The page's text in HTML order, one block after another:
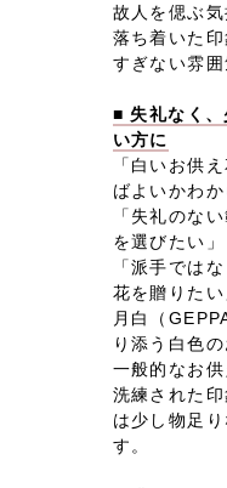
故人を偲ぶ
落ち着いた
すぎない雰囲
■ 失礼なく
い方に
「白いお供
ばよいかわか
「失礼のな
を選びたい」
「派手では
花を贈りたい
月白（
り添う白色
一般的なお
洗練された
は少し物足
す。